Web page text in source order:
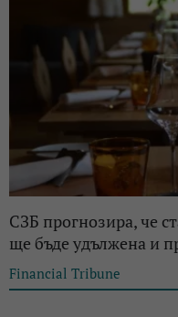
СЗБ прогнозира, че
ще бъде удължена и
Financial Tribune